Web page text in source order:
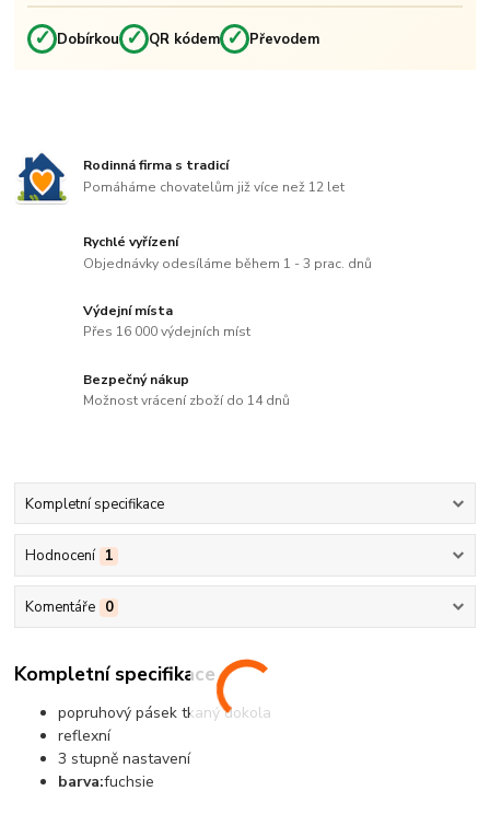
✓ Dobírkou ✓ QR kódem ✓ Převodem
Rodinná firma s tradicí
Pomáháme chovatelům již více než 12 let
Rychlé vyřízení
Objednávky odesíláme během 1 - 3 prac. dnů
Výdejní místa
Přes 16 000 výdejních míst
Bezpečný nákup
Možnost vrácení zboží do 14 dnů
Kompletní specifikace
Hodnocení 1
Komentáře 0
Kompletní specifikace
popruhový pásek tkaný dokola
reflexní
3 stupně nastavení
barva:fuchsie